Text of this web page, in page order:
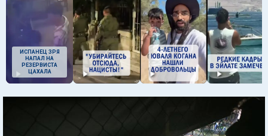
ИСПАНЕЦ ЗРЯ
НАПАЛ НА
РЕЗЕРВИСТА
ЦАХАЛА